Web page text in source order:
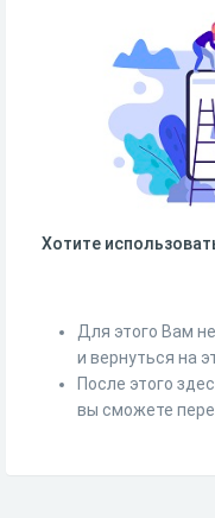
Хотите
Для этого Вам
и вернуться на
После этого
вы сможете